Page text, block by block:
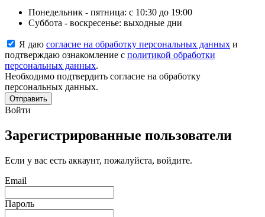
Понедельник - пятница: с 10:30 до 19:00
Суббота - воскресенье: выходные дни
Я даю согласие на обработку персональных данных и
подтверждаю ознакомление с политикой обработки
персональных данных.
Необходимо подтвердить согласие на обработку
персональных данных.
Отправить
Войти
Зарегистрированные пользователи
Если у вас есть аккаунт, пожалуйста, войдите.
Email
Пароль